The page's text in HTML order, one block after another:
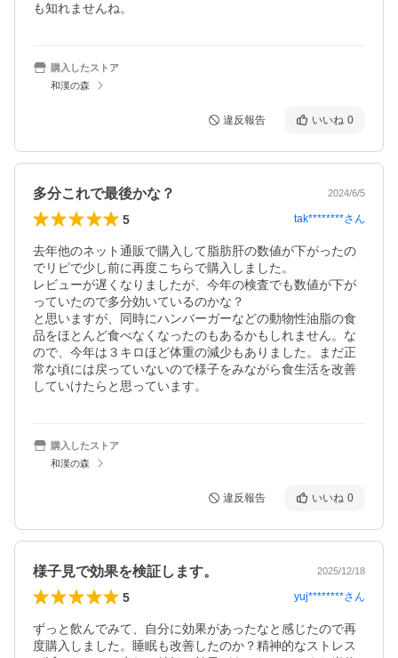
も知れませんね。
購入したストア
和漢の森
違反報告 いいね 0
多分これで最後かな？ 2024/6/5
5 tak********さん
去年他のネット通販で購入して脂肪肝の数値が下がったの
でリピで少し前に再度こちらで購入しました。
レビューが遅くなりましたが、今年の検査でも数値が下が
っていたので多分効いているのかな？
と思いますが、同時にハンバーガーなどの動物性油脂の食
品をほとんど食べなくなったのもあるかもしれません。な
ので、今年は３キロほど体重の減少もありました。まだ正
常な頃には戻っていないので様子をみながら食生活を改善
していけたらと思っています。
購入したストア
和漢の森
違反報告 いいね 0
様子見で効果を検証します。 2025/12/18
5 yuj********さん
ずっと飲んでみて、自分に効果があったなと感じたので再
度購入しました。睡眠も改善したのか？精神的なストレス